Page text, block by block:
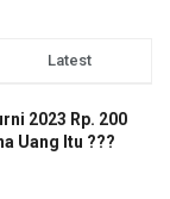
Latest
2023 Rp. 200
Uang Itu ???